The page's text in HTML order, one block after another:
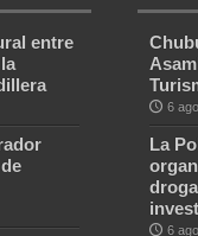
entre
6
La
6